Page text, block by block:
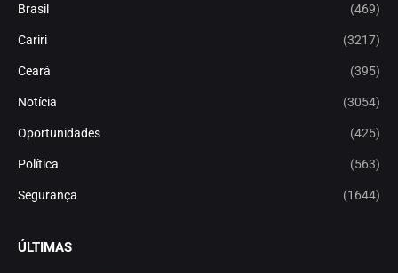
Brasil (469)
Cariri (3217)
Ceará (395)
Notícia (3054)
Oportunidades (425)
Política (563)
Segurança (1644)
ÚLTIMAS